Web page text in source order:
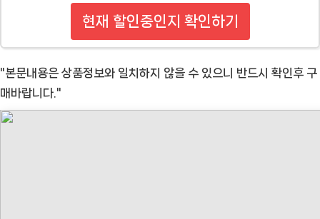
현재 할인중인지 확인하기
"본문내용은 상품정보와 일치하지 않을 수 있으니 반드시 확인후 구
매바랍니다."